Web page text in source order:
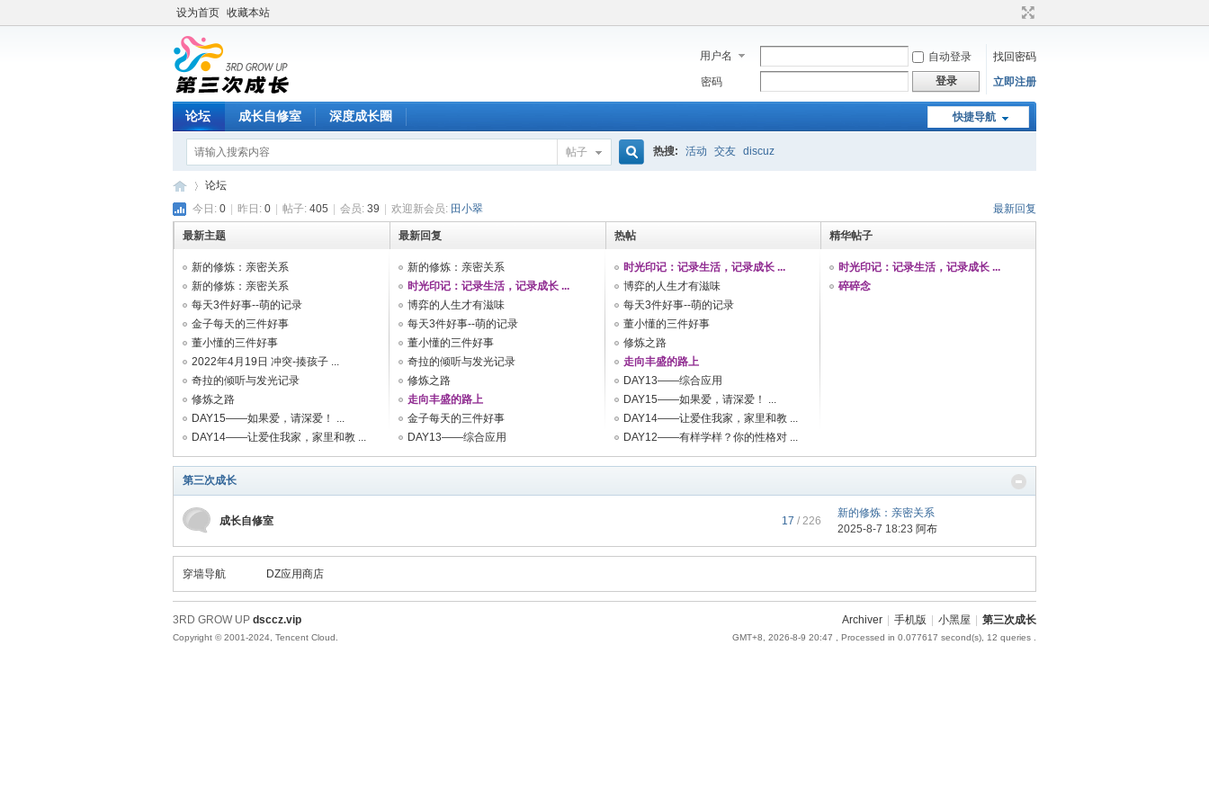
设为首页 收藏本站
用户名 自动登录
找回密码
密码
登录 立即注册
快捷导航
论坛 成长自修室 深度成长圈
帖子 热搜: 活动 交友 discuz
三
次
»
论坛
今日: 0 昨日: 0 帖子: 405 会员: 39 欢迎新会员: 田小翠 最新回复
最新主题
新的修炼：亲密关系
新的修炼：亲密关系
每天3件好事--萌的记录
金子每天的三件好事
董小懂的三件好事
2022年4月19日 冲突-揍孩子 ...
奇拉的倾听与发光记录
修炼之路
DAY15——如果爱，请深爱！ ...
DAY14——让爱住我家，家里和教 ...
最新回复
新的修炼：亲密关系
时光印记：记录生活，记录成长 ...
博弈的人生才有滋味
每天3件好事--萌的记录
董小懂的三件好事
奇拉的倾听与发光记录
修炼之路
走向丰盛的路上
金子每天的三件好事
DAY13——综合应用
热帖
时光印记：记录生活，记录成长 ...
博弈的人生才有滋味
每天3件好事--萌的记录
董小懂的三件好事
修炼之路
走向丰盛的路上
DAY13——综合应用
DAY15——如果爱，请深爱！ ...
DAY14——让爱住我家，家里和教 ...
DAY12——有样学样？你的性格对 ...
精华帖子
时光印记：记录生活，记录成长 ...
碎碎念
第三次成长
成长自修室 17 / 226
新的修炼：亲密关系
2025-8-7 18:23 阿布
穿墙导航 DZ应用商店
Archiver 手机版 小黑屋 第三次成长
GMT+8, 2026-8-9 20:47 , Processed in 0.077617 second(s), 12 queries .
3RD GROW UP dsccz.vip
Copyright © 2001-2024, Tencent Cloud.